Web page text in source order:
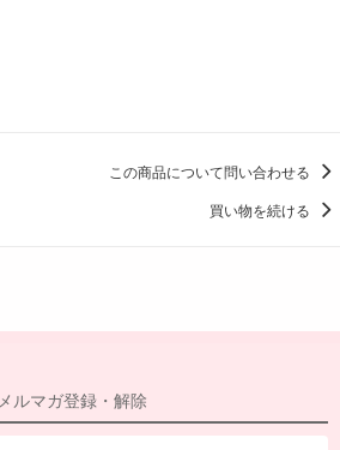
この商品について問い合わせる
買い物を続ける
メルマガ登録・解除